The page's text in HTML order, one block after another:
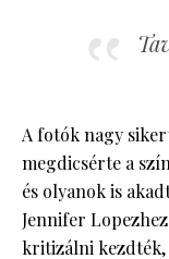
A fotók nagy
megdicsérte a
és olyanok is
Jennifer
kritizálni